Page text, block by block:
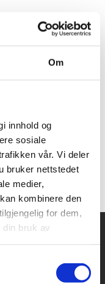
Om
innhold og
sosiale
vår. Vi deler
bruker nettstedet
medier,
kombinere den
for dem,
din bruk av
gode priser! Seil
999,-, eller dra på
september 2025.
fra Bergen 20.
april og 17. juni
i tillegg.